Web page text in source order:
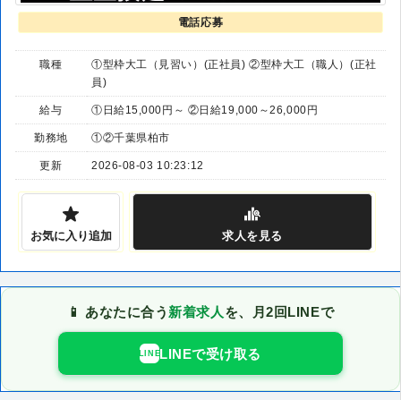
電話応募
職種
①型枠大工（見習い）(正社員) ②型枠大工（職人）(正社
員)
給与 ①日給15,000円～ ②日給19,000～26,000円
勤務地 ①②千葉県柏市
更新 2026-08-03 10:23:12
お気に入り追加 求人を見る
📱 あなたに合う 新着求人 を、月2回LINEで
LINELINEで受け取る